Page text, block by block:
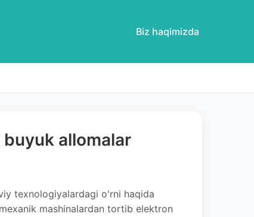
Biz haqimizda
buyuk allomalar
texnologiyalardagi o'rni haqida
mashinalardan tortib elektron